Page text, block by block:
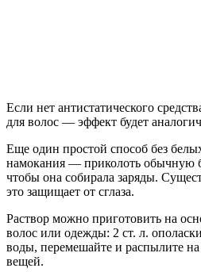
Если нет антистатического
для волос — эффект будет
Еще один простой способ без
намокания — приколоть обычную
чтобы она собирала заряды.
это защищает от сглаза.
Раствор можно приготовить на
волос или одежды: 2 ст. л.
воды, перемешайте и распылите
вещей.